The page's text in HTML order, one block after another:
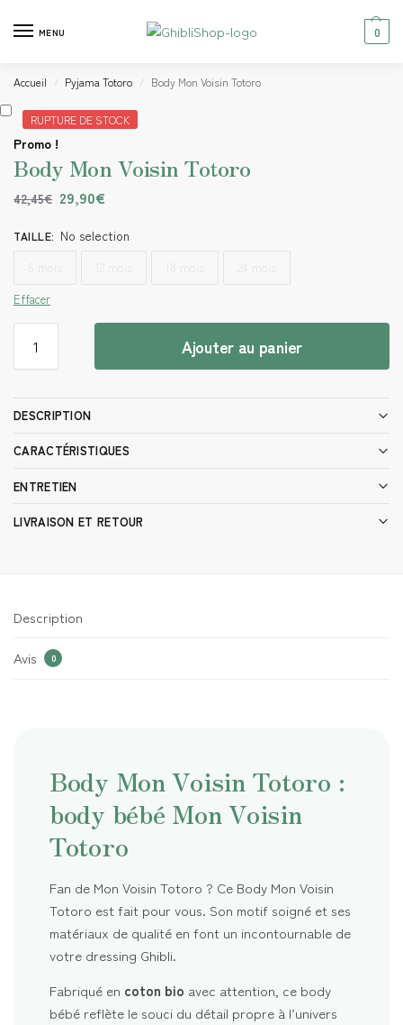
MENU 0
Accueil / Pyjama Totoro / Body Mon Voisin Totoro
RUPTURE DE STOCK
Promo !
Body Mon Voisin Totoro
42,45€ 29,90€
TAILLE: No selection
Effacer
Ajouter au panier
DESCRIPTION
CARACTÉRISTIQUES
ENTRETIEN
LIVRAISON ET RETOUR
Description
Avis 0
Body Mon Voisin Totoro :
body bébé Mon Voisin
Totoro
Fan de Mon Voisin Totoro ? Ce Body Mon Voisin
Totoro est fait pour vous. Son motif soigné et ses
matériaux de qualité en font un incontournable de
votre dressing Ghibli.
Fabriqué en coton bio avec attention, ce body
bébé reflète le souci du détail propre à l’univers